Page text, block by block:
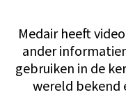
Medair heeft
ander
gebruiken in de
wereld bekend